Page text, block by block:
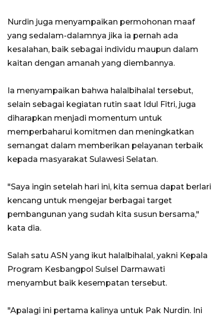
Nurdin juga menyampaikan permohonan maaf
yang sedalam-dalamnya jika ia pernah ada
kesalahan, baik sebagai individu maupun dalam
kaitan dengan amanah yang diembannya.
Ia menyampaikan bahwa halalbihalal tersebut,
selain sebagai kegiatan rutin saat Idul Fitri, juga
diharapkan menjadi momentum untuk
memperbaharui komitmen dan meningkatkan
semangat dalam memberikan pelayanan terbaik
kepada masyarakat Sulawesi Selatan.
"Saya ingin setelah hari ini, kita semua dapat berlari
kencang untuk mengejar berbagai target
pembangunan yang sudah kita susun bersama,"
kata dia.
Salah satu ASN yang ikut halalbihalal, yakni Kepala
Program Kesbangpol Sulsel Darmawati
menyambut baik kesempatan tersebut.
"Apalagi ini pertama kalinya untuk Pak Nurdin. Ini